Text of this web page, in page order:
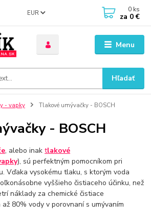
Menu
EUR
Hľadať
0 ks
za 0 €
- vapky Tlakové umývačky - BOSCH
- BOSCH
, alebo inaktlakové
), sú perfektným pomocníkom pri
Vďaka vysokému tlaku, s ktorým voda
vyššieho čistiaceho účinku, než
náklady za chemické čistiace
80% vody v porovnaní s umývaním